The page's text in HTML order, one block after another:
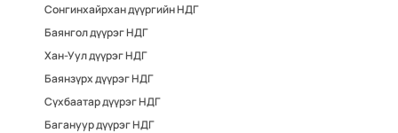
Сонгинхайрхан дүүргийн НДГ
Баянгол дүүрэг НДГ
Хан-Уул дүүрэг НДГ
Баянзүрх дүүрэг НДГ
Сүхбаатар дүүрэг НДГ
Багануур дүүрэг НДГ